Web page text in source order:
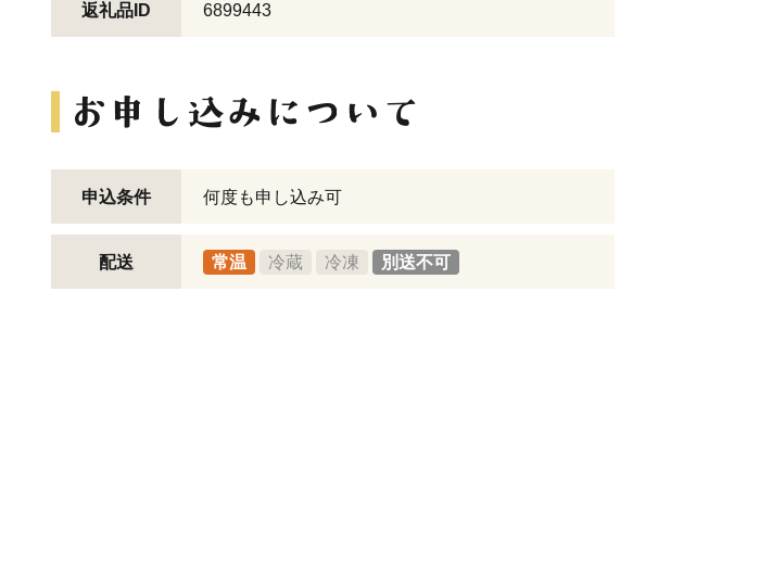
返礼品ID 6899443
申込条件 何度も申し込み可
配送 常温 冷蔵 冷凍 別送不可